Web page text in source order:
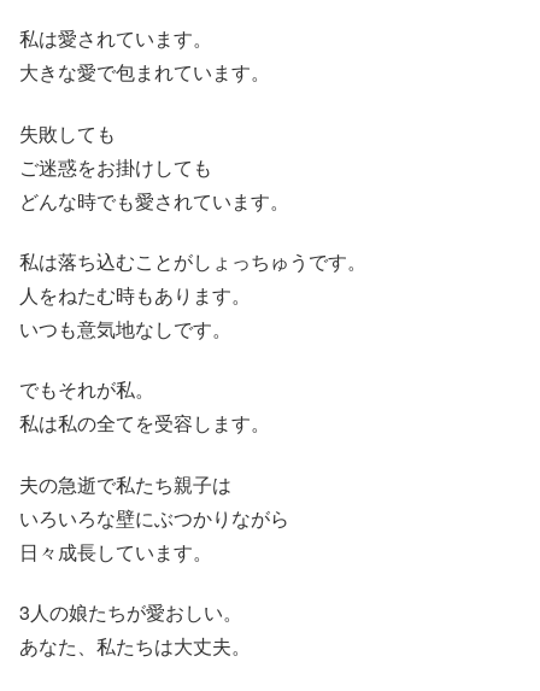
私は愛されています。
大きな愛で包まれています。
失敗しても
ご迷惑をお掛けしても
どんな時でも愛されています。
私は落ち込むことがしょっちゅうです。
人をねたむ時もあります。
いつも意気地なしです。
でもそれが私。
私は私の全てを受容します。
夫の急逝で私たち親子は
いろいろな壁にぶつかりながら
日々成長しています。
3人の娘たちが愛おしい。
あなた、私たちは大丈夫。